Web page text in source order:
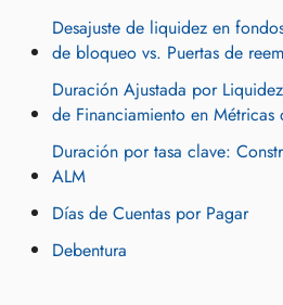
Desajuste de liquidez en
de bloqueo vs. Puertas de
Duración Ajustada por
de Financiamiento en Métricas
Duración por tasa clave:
ALM
Días de Cuentas por Pagar
Debentura